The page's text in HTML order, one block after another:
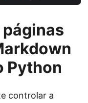
Python
controlar a